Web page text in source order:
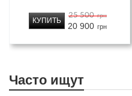
25 500 грн
20 900 грн
КУПИТЬ
Часто ищут